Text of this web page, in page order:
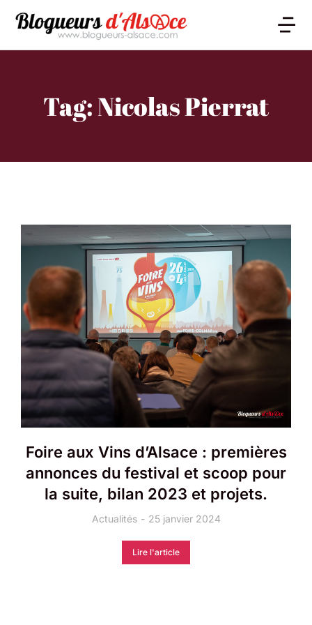
Tag: Nicolas Pierrat
Foire aux Vins d’Alsace : premières
annonces du festival et scoop pour
la suite, bilan 2023 et projets.
Actualités 25 janvier 2024
Lire l'article